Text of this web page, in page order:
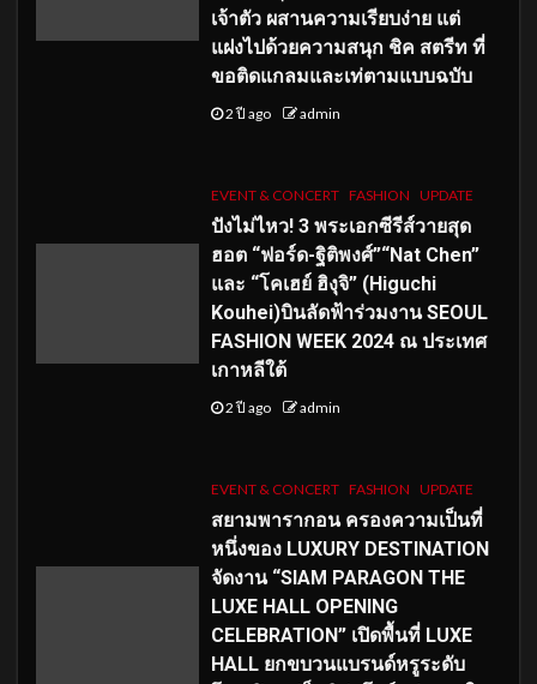
เจ้าตัว ผสานความเรียบง่าย แต่
แฝงไปด้วยความสนุก ชิค สตรีท ที่
ขอติดแกลมและเท่ตามแบบฉบับ
2 ปี ago admin
EVENT & CONCERT FASHION UPDATE
ปังไม่ไหว! 3 พระเอกซีรีส์วายสุด
ฮอต “ฟอร์ด-ฐิติพงศ์”“Nat Chen”
และ “โคเฮย์ ฮิงุจิ” (Higuchi
Kouhei)บินลัดฟ้าร่วมงาน SEOUL
FASHION WEEK 2024 ณ ประเทศ
เกาหลีใต้
2 ปี ago admin
EVENT & CONCERT FASHION UPDATE
สยามพารากอน ครองความเป็นที่
หนึ่งของ LUXURY DESTINATION
จัดงาน “SIAM PARAGON THE
LUXE HALL OPENING
CELEBRATION” เปิดพื้นที่ LUXE
HALL ยกขบวนแบรนด์หรูระดับ